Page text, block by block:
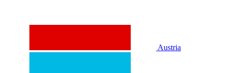
Austria